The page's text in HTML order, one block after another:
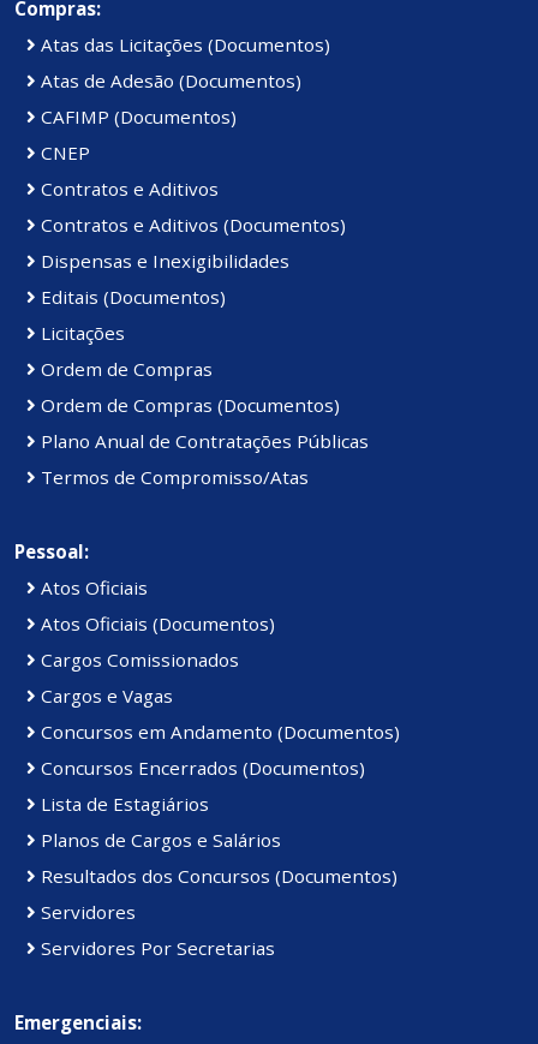
Compras:
Atas das Licitações (Documentos)
Atas de Adesão (Documentos)
CAFIMP (Documentos)
CNEP
Contratos e Aditivos
Contratos e Aditivos (Documentos)
Dispensas e Inexigibilidades
Editais (Documentos)
Licitações
Ordem de Compras
Ordem de Compras (Documentos)
Plano Anual de Contratações Públicas
Termos de Compromisso/Atas
Pessoal:
Atos Oficiais
Atos Oficiais (Documentos)
Cargos Comissionados
Cargos e Vagas
Concursos em Andamento (Documentos)
Concursos Encerrados (Documentos)
Lista de Estagiários
Planos de Cargos e Salários
Resultados dos Concursos (Documentos)
Servidores
Servidores Por Secretarias
Emergenciais: